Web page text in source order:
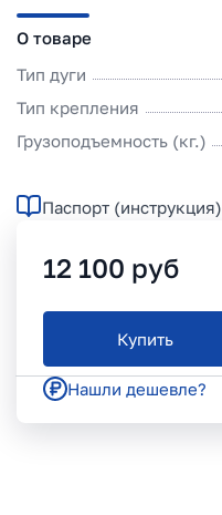
О товаре
Тип дуги
Тип крепления
Грузоподъемность (кг.)
Паспорт (инструкция)
12 100 руб
Купить
Нашли дешевле?